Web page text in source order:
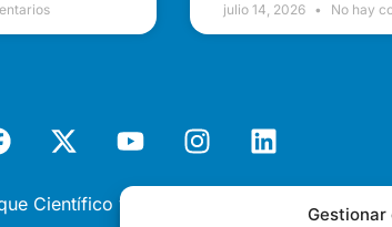
julio 14, 2026 No hay
Científico y Tecnológico de Tenerife S.A.